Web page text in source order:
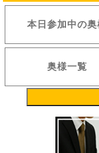
本日参加中の奥
奥様一覧